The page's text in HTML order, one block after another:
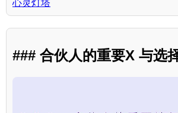
心灵灯塔
### 合伙人的重要X 与选